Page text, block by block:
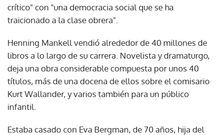
crítico" con "una democracia social que se ha
traicionado a la clase obrera".
Henning Mankell vendió alrededor de 40 millones de
libros a lo largo de su carrera. Novelista y dramaturgo,
deja una obra considerable compuesta por unos 40
títulos, más de una docena de ellos sobre el comisario
Kurt Wallander, y varios también para un público
infantil.
Estaba casado con Eva Bergman, de 70 años, hija del